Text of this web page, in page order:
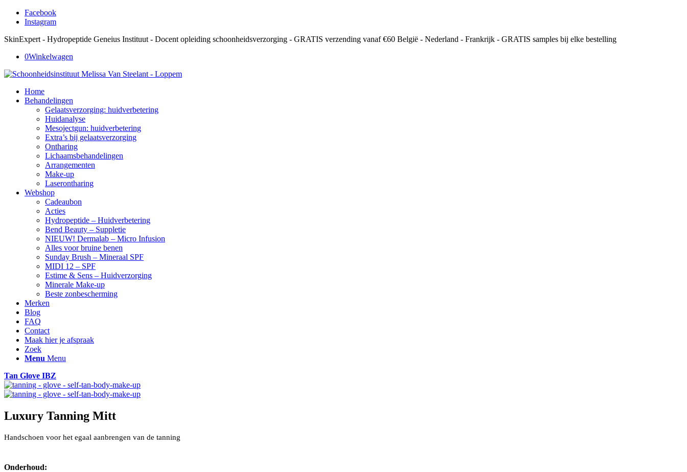
Facebook
Instagram
SkinExpert - Hydropeptide Geneius Instituut - Docent opleiding schoonheidsverzorging - GRATIS verzending vanaf €60 België - Nederland - Frankrijk - GRATIS samples bij elke bestelling
0Winkelwagen
Home
Behandelingen
Gelaatsverzorging: huidverbetering
Huidanalyse
Mesojectgun: huidverbetering
Extra’s bij gelaatsverzorging
Ontharing
Lichaamsbehandelingen
Arrangementen
Make-up
Laserontharing
Webshop
Cadeaubon
Acties
Hydropeptide – Huidverbetering
Bend Beauty – Suppletie
NIEUW! Dermalab – Micro Infusion
Alles voor bruine benen
Sunday Brush – Mineraal SPF
MIDI 12 – SPF
Estime & Sens – Huidverzorging
Minerale Make-up
Beste zonbescherming
Merken
Blog
FAQ
Contact
Maak hier je afspraak
Zoek
Menu Menu
Tan Glove IBZ
Luxury Tanning Mitt
Handschoen voor het egaal aanbrengen van de tanning
Onderhoud: